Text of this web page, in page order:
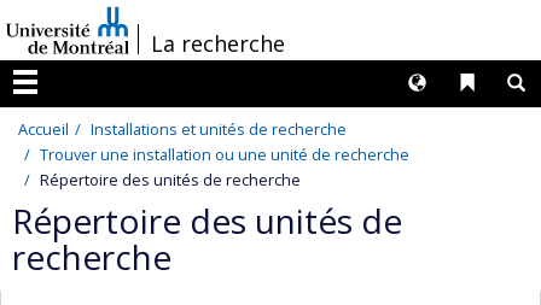
au
contenu
/La recherche
Menu
Liens
Langues
Accueil
Installations et unités de recherche
Trouver une installation ou une unité de recherche
Répertoire des unités de recherche
Répertoire des unités de
recherche